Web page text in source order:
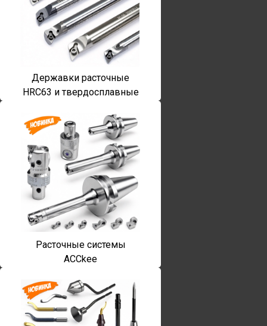
Державки расточные
HRC63 и твердосплавные
Расточные системы
ACCkee